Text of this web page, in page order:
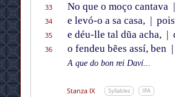
33 No que o moço cantava |
34
e levó-o a sa casa, |
35
e déu-lle tal dũa acha, |
36
o fendeu bẽes assí, ben |
A que do bon rei Daví...
Stanza IX Syllables IPA